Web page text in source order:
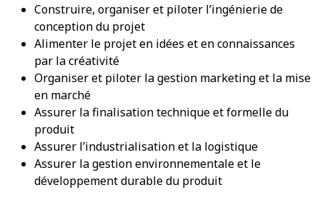
Construire, organiser et piloter l’ingénierie de
conception du projet
Alimenter le projet en idées et en connaissances
par la créativité
Organiser et piloter la gestion marketing et la mise
en marché
Assurer la finalisation technique et formelle du
produit
Assurer l’industrialisation et la logistique
Assurer la gestion environnementale et le
développement durable du produit